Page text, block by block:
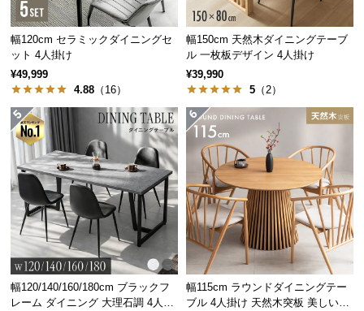
路
に
つ
い
て
返
品・
キ
ン
セ
ル
に
つ
い
重量 約4.35㎏
スタッキング可能で移動もラクラク
チェアはスタッキング可能なので、使わないときは
省スペースに収納でき、持ち運びも楽々です。
幅120cm セラミックダイニングセ
ット 4人掛け
¥49,999
4.88 （16）
幅150cm 天然木ダイニングテーブ
ル 一枚板デザイン 4人掛け
¥39,990
5 （2）
幅120/140/160/180cm ブラックフ
レーム ダイニング 大理石調 4人掛
幅115cm ラウンドダイニングテー
ブル 4人掛け 天然木突板 美しい格